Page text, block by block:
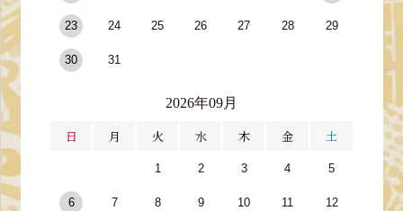
23 24 25 26 27 28 29
30 31
2026年09月
日 月 火 水 木 金 土
1 2 3 4 5
6 7 8 9 10 11 12